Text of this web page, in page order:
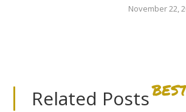
November 22,
Related Posts